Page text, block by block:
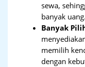
sewa,
banyak uang.
Banyak
memilih
dengan